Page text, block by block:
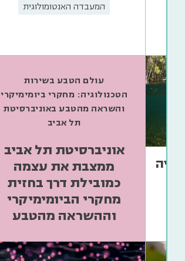
המעבדה האנטומולוגית
עולם הטבע בשירות
הטכנולוגיה: מחקרי ביומימיקרי
והשראה מהטבע באוניברסיטת
תל אביב
אוניברסיטת תל אביב
ממצבת את עצמה
כמובילת דרך בחזית
מחקרי הביומימיקרי
וההשראה מהטבע